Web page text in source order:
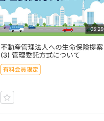
05:29
不動産管理法人への生命保険提案
(3) 管理委託方式について
有料会員限定